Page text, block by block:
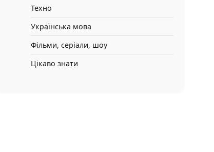
Техно
Українська мова
Фільми, серіали, шоу
Цікаво знати